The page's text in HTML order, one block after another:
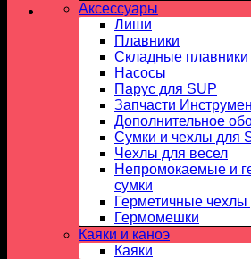
Аксессуары
Лиши
Плавники
Складные плавники
Насосы
Парус для SUP
Запчасти
Дополнительное
Сумки и чехлы для
Чехлы для весел
Непромокаемые и
сумки
Герметичные
Гермомешки
Каяки и каноэ
Каяки